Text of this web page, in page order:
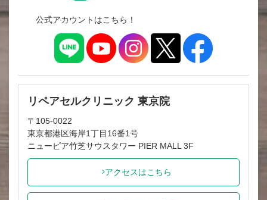
公式アカウントはこちら！
リペアセルクリニック 東京院
〒105-0022
東京都港区海岸1丁目16番1号
ニューピア竹芝サウスタワー PIER MALL 3F
アクセスはこちら